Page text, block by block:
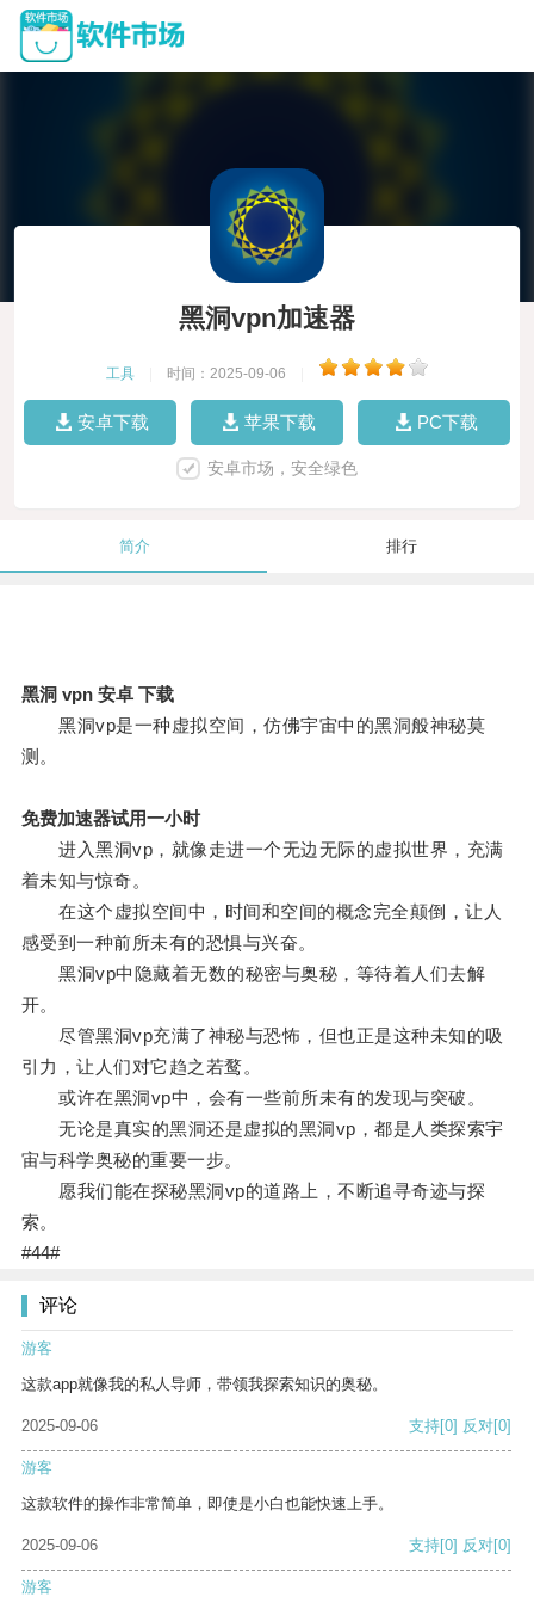
黑洞vpn加速器
工具 时间：2025-09-06
安卓下载 苹果下载 PC下载
安卓市场，安全绿色
简介 排行
黑洞 vpn 安卓 下载
黑洞vp是一种虚拟空间，仿佛宇宙中的黑洞般神秘莫
测。
免费加速器试用一小时
进入黑洞vp，就像走进一个无边无际的虚拟世界，充满
着未知与惊奇。
在这个虚拟空间中，时间和空间的概念完全颠倒，让人
感受到一种前所未有的恐惧与兴奋。
黑洞vp中隐藏着无数的秘密与奥秘，等待着人们去解
开。
尽管黑洞vp充满了神秘与恐怖，但也正是这种未知的吸
引力，让人们对它趋之若鹜。
或许在黑洞vp中，会有一些前所未有的发现与突破。
无论是真实的黑洞还是虚拟的黑洞vp，都是人类探索宇
宙与科学奥秘的重要一步。
愿我们能在探秘黑洞vp的道路上，不断追寻奇迹与探
索。
#44#
评论
游客
这款app就像我的私人导师，带领我探索知识的奥秘。
2025-09-06 支持[0] 反对[0]
游客
这款软件的操作非常简单，即使是小白也能快速上手。
2025-09-06 支持[0] 反对[0]
游客